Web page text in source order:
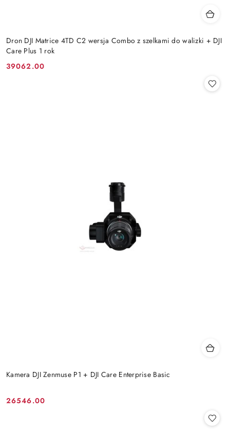
Dron DJI Matrice 4TD C2 wersja Combo z szelkami do walizki + DJI
Care Plus 1 rok
Cena:
39062.00
Kamera DJI Zenmuse P1 + DJI Care Enterprise Basic
Cena:
26546.00